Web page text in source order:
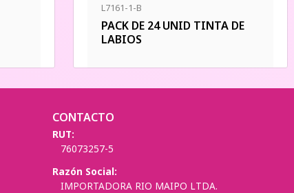
L7161-1-B
PACK DE 24 UNID TINTA DE
LABIOS
CONTACTO
RUT:
76073257-5
Razón Social:
IMPORTADORA RIO MAIPO LTDA.